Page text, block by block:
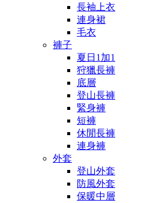
長袖上衣
連身裙
毛衣
褲子
夏日1加1
狩獵長褲
底層
登山長褲
緊身褲
短褲
休閒長褲
連身褲
外套
登山外套
防風外套
保暖中層